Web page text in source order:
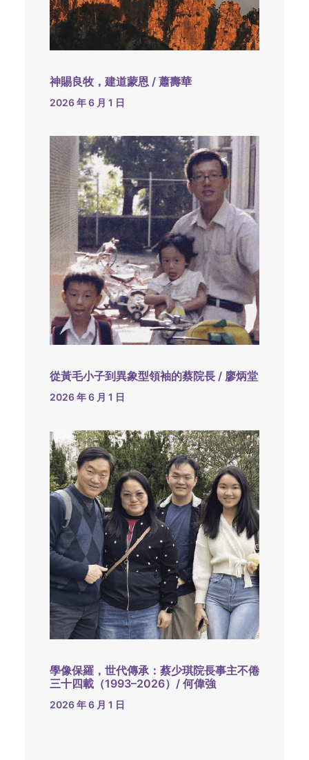
神賜良牧，建道蒙恩 / 蕭壽華
2026 年 6 月 1 日
從黃毛小子到異象型領袖的蔡院長 / 廖炳堂
2026 年 6 月 1 日
學像保羅，世代傳承：蔡少琪院長事主不倦
三十四載（1993–2026）/ 何偉強
2026 年 6 月 1 日